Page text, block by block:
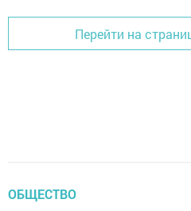
Перейти на
ОБЩЕСТВО